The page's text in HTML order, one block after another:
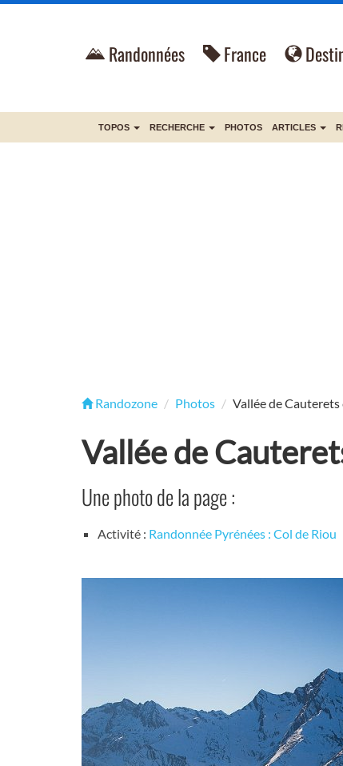
Randonnées France
TOPOS RECHERCHE PHOTOS ARTICLES
Randozone Photos Vallée de Cauterets
Vallée de
Une photo de la page :
Activité : Randonnée Pyrénées : Col de Riou